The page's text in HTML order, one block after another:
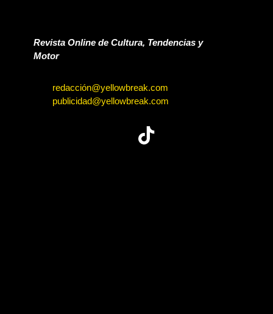
Revista Online de Cultura, Tendencias y
Motor
redacción@yellowbreak.com
publicidad@yellowbreak.com